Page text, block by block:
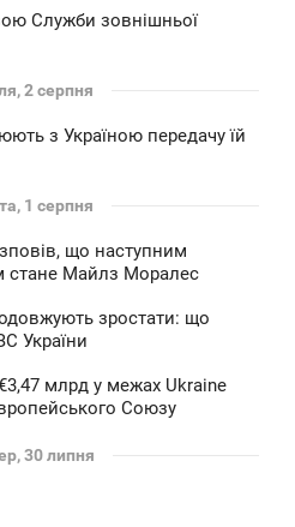
Служби зовнішньої
2 серпня
з Україною передачу їй
1 серпня
що наступним
Майлз Моралес
зростати: що
України
млрд у межах Ukraine
Союзу
30 липня